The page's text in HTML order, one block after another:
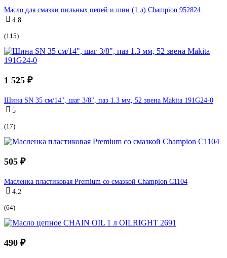
Масло для смазки пильных цепей и шин (1 л) Champion 952824
4.8
(115)
1 525 ₽
Шина SN 35 см/14", шаг 3/8", паз 1.3 мм, 52 звена Makita 191G24-0
5
(17)
505 ₽
Масленка пластиковая Premium со смазкой Champion C1104
4.2
(64)
490 ₽